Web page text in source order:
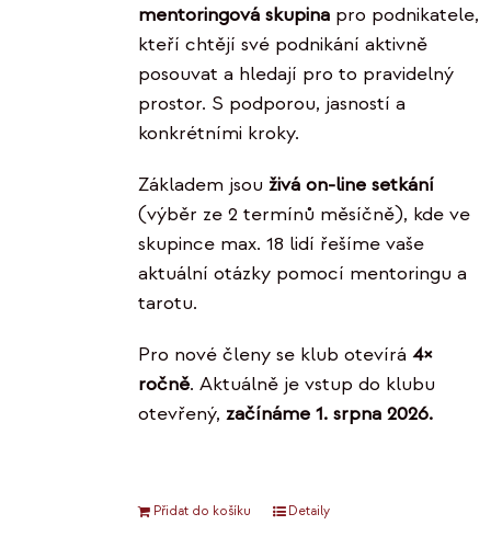
mentoringová skupinapro podnikatele,
kteří chtějí své podnikání aktivně
posouvat a hledají pro to pravidelný
prostor. S podporou, jasností a
konkrétními kroky.
Základem jsou živá on-line setkání
(výběr ze 2 termínů měsíčně), kde ve
skupince max. 18 lidí řešíme vaše
aktuální otázky pomocí mentoringu a
tarotu.
Pro nové členy se klub otevírá 4×
ročně. Aktuálně je vstup do klubu
otevřený, začínáme 1. srpna 2026.
Přidat do košíku Detaily